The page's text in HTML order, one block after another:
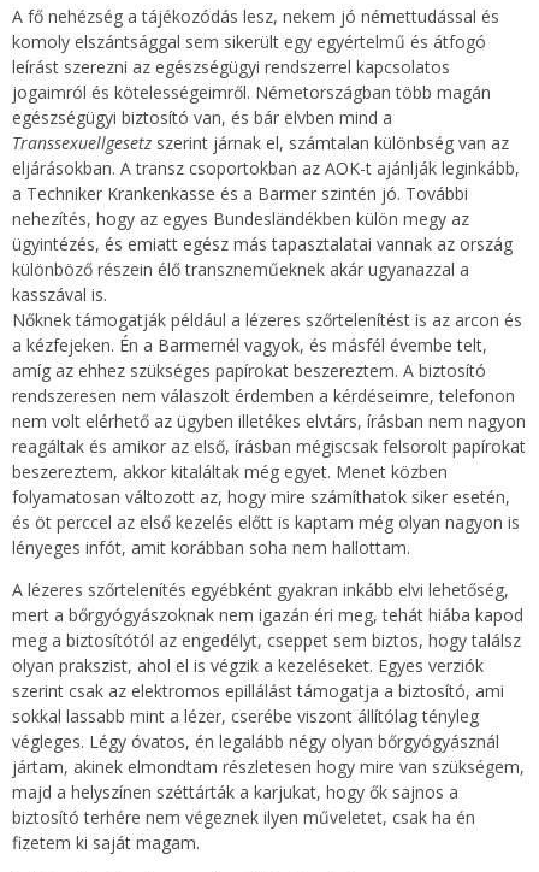
A fő nehézség a tájékozódás lesz, nekem jó némettudással és
komoly elszántsággal sem sikerült egy egyértelmű és átfogó
leírást szerezni az egészségügyi rendszerrel kapcsolatos
jogaimról és kötelességeimről. Németországban több magán
egészségügyi biztosító van, és bár elvben mind a
Transsexuellgesetz szerint járnak el, számtalan különbség van az
eljárásokban. A transz csoportokban az AOK-t ajánlják leginkább,
a Techniker Krankenkasse és a Barmer szintén jó. További
nehezítés, hogy az egyes Bundesländékben külön megy az
ügyintézés, és emiatt egész más tapasztalatai vannak az ország
különböző részein élő transzneműeknek akár ugyanazzal a
kasszával is.
Nőknek támogatják például a lézeres szőrtelenítést is az arcon és
a kézfejeken. Én a Barmernél vagyok, és másfél évembe telt,
amíg az ehhez szükséges papírokat beszereztem. A biztosító
rendszeresen nem válaszolt érdemben a kérdéseimre, telefonon
nem volt elérhető az ügyben illetékes elvtárs, írásban nem nagyon
reagáltak és amikor az első, írásban mégiscsak felsorolt papírokat
beszereztem, akkor kitaláltak még egyet. Menet közben
folyamatosan változott az, hogy mire számíthatok siker esetén,
és öt perccel az első kezelés előtt is kaptam még olyan nagyon is
lényeges infót, amit korábban soha nem hallottam.
A lézeres szőrtelenítés egyébként gyakran inkább elvi lehetőség,
mert a bőrgyógyászoknak nem igazán éri meg, tehát hiába kapod
meg a biztosítótól az engedélyt, cseppet sem biztos, hogy találsz
olyan prakszist, ahol el is végzik a kezeléseket. Egyes verziók
szerint csak az elektromos epillálást támogatja a biztosító, ami
sokkal lassabb mint a lézer, cserébe viszont állítólag tényleg
végleges. Légy óvatos, én legalább négy olyan bőrgyógyásznál
jártam, akinek elmondtam részletesen hogy mire van szükségem,
majd a helyszínen széttárták a karjukat, hogy ők sajnos a
biztosító terhére nem végeznek ilyen műveletet, csak ha én
fizetem ki saját magam.